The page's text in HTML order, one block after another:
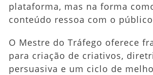
plataforma, mas na forma
conteúdo ressoa com o
O Mestre do Tráfego oferece
para criação de criativos,
persuasiva e um ciclo de